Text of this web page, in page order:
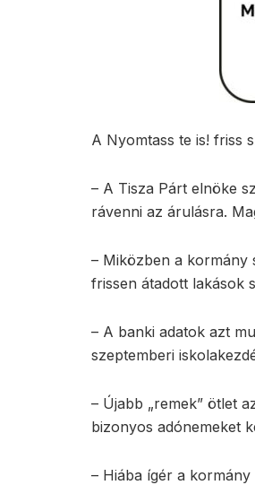
A Nyomtass te is! friss
– A Tisza Párt elnöke
rávenni az árulásra.
– Miközben a kormány
frissen átadott lakások
– A banki adatok azt
szeptemberi
– Újabb „remek” ötlet
bizonyos adónemeket
– Hiába ígér a